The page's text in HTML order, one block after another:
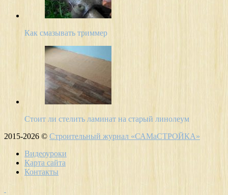
Как смазывать триммер
Стоит ли стелить ламинат на старый линолеум
2015-2026 © Строительный журнал «САМаСТРОЙКА»
Видеоуроки
Карта сайта
Контакты